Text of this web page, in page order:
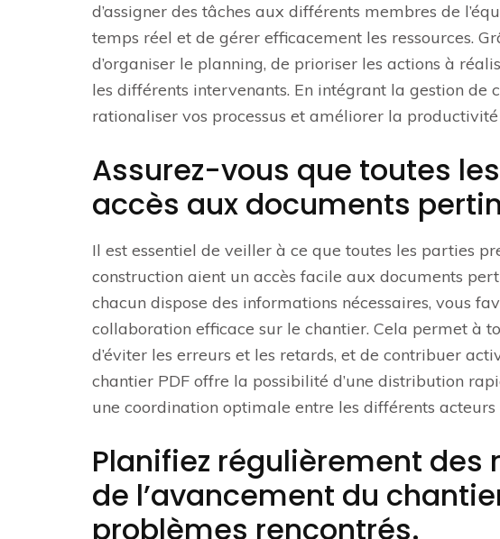
d’assigner des tâches aux différents membres de
temps réel et de gérer efficacement les ressources.
d’organiser le planning, de prioriser les actions à
les différents intervenants. En intégrant la gestion de
rationaliser vos processus et améliorer la
Assurez-vous que toutes
accès aux documents
Il est essentiel de veiller à ce que toutes les parties
construction aient un accès facile aux documents
chacun dispose des informations nécessaires, vous
collaboration efficace sur le chantier. Cela permet à
d’éviter les erreurs et les retards, et de contribuer
chantier PDF offre la possibilité d’une distribution
une coordination optimale entre les différents
Planifiez régulièrement des
de l’avancement du
problèmes rencontrés.